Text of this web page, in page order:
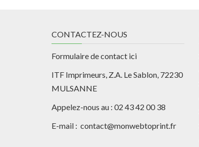
CONTACTEZ-NOUS
Formulaire de contact ici
ITF Imprimeurs, Z.A. Le Sablon, 72230
MULSANNE
Appelez-nous au : 02 43 42 00 38
E-mail : contact@monwebtoprint.fr